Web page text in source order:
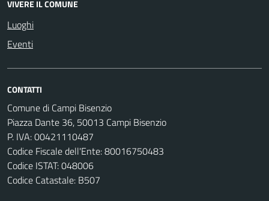
VIVERE IL COMUNE
Luoghi
Eventi
CONTATTI
Comune di Campi Bisenzio
Piazza Dante 36, 50013 Campi Bisenzio
P. IVA: 00421110487
Codice Fiscale dell'Ente: 80016750483
Codice ISTAT: 048006
Codice Catastale: B507